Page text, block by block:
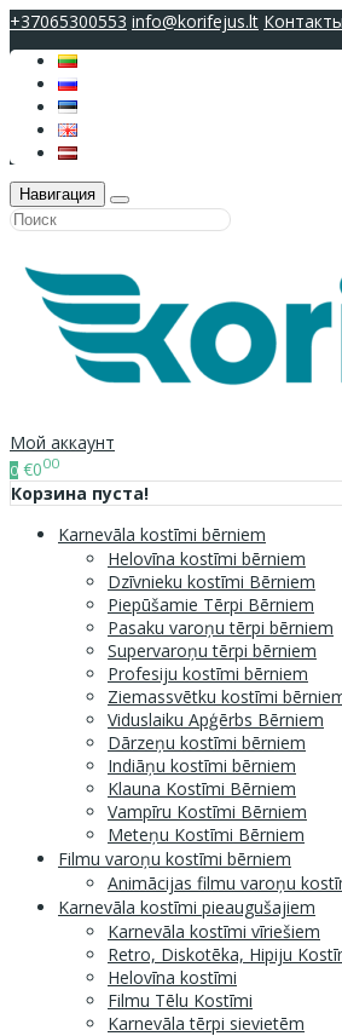
+37065300553 info@korifejus.lt Контакты
Навигация
Мой аккаунт
0 €000
Корзина пуста!
Karnevāla kostīmi bērniem
Helovīna kostīmi bērniem
Dzīvnieku kostīmi Bērniem
Piepūšamie Tērpi Bērniem
Pasaku varoņu tērpi bērniem
Supervaroņu tērpi bērniem
Profesiju kostīmi bērniem
Ziemassvētku kostīmi
Viduslaiku Apģērbs Bērniem
Dārzeņu kostīmi bērniem
Indiāņu kostīmi bērniem
Klauna Kostīmi Bērniem
Vampīru Kostīmi Bērniem
Meteņu Kostīmi Bērniem
Filmu varoņu kostīmi bērniem
Animācijas filmu varoņu
Karnevāla kostīmi pieaugušajiem
Karnevāla kostīmi vīriešiem
Retro, Diskotēka, Hipiju
Helovīna kostīmi
Filmu Tēlu Kostīmi
Karnevāla tērpi sievietēm